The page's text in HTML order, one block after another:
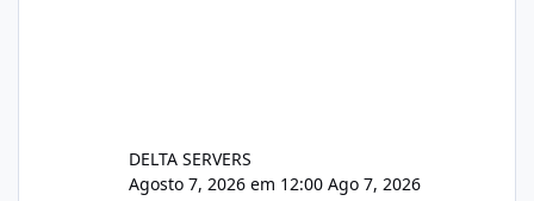
DELTA SERVERS
Agosto 7, 2026 em 12:00 Ago 7, 2026